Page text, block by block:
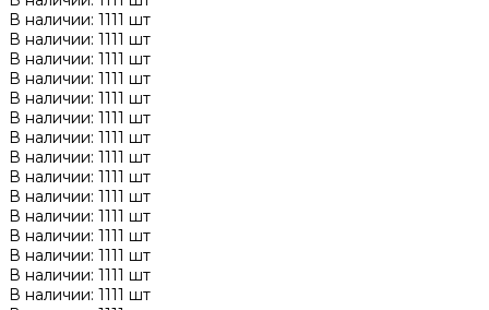
В наличии: 1111 шт
В наличии: 1111 шт
В наличии: 1111 шт
В наличии: 1111 шт
В наличии: 1111 шт
В наличии: 1111 шт
В наличии: 1111 шт
В наличии: 1111 шт
В наличии: 1111 шт
В наличии: 1111 шт
В наличии: 1111 шт
В наличии: 1111 шт
В наличии: 1111 шт
В наличии: 1111 шт
В наличии: 1111 шт